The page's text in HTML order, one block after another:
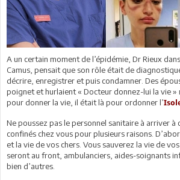
A un certain moment de l’épidémie, Dr Rieux
Camus, pensait que son rôle était de
décrire, enregistrer et puis condamner. Des
poignet et hurlaient « Docteur donnez-lui la vie »
pour donner la vie, il était là pour ordonner l’
Ne poussez pas le personnel sanitaire à arriver à
confinés chez vous pour plusieurs raisons.
et la vie de vos chers. Vous sauverez la vie de
seront au front, ambulanciers, aides-soignants
bien d’autres.